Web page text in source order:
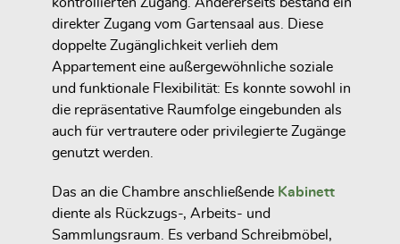
direkter Zugang vom Gartensaal aus. Diese
doppelte Zugänglichkeit verlieh dem
Appartement eine außergewöhnliche soziale
und funktionale Flexibilität: Es konnte sowohl in
die repräsentative Raumfolge eingebunden als
auch für vertrautere oder privilegierte Zugänge
genutzt werden.
Das an die Chambre anschließende Kabinett
diente als Rückzugs-, Arbeits- und
Sammlungsraum. Es verband Schreibmöbel,